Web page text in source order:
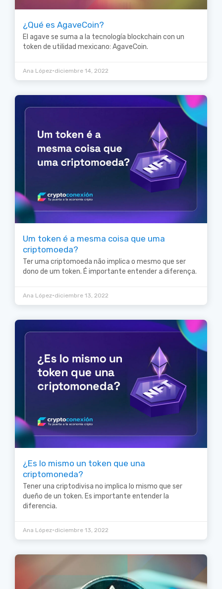
¿Qué es AgaveCoin?
El agave se suma a la tecnología blockchain con un
token de utilidad mexicano: AgaveCoin.
Ana López•diciembre 14, 2022
Um token é a mesma coisa que uma
criptomoeda?
Ter uma criptomoeda não implica o mesmo que ser
dono de um token. É importante entender a diferença.
Ana López•diciembre 13, 2022
¿Es lo mismo un token que una
criptomoneda?
Tener una criptodivisa no implica lo mismo que ser
dueño de un token. Es importante entender la
diferencia.
Ana López•diciembre 13, 2022